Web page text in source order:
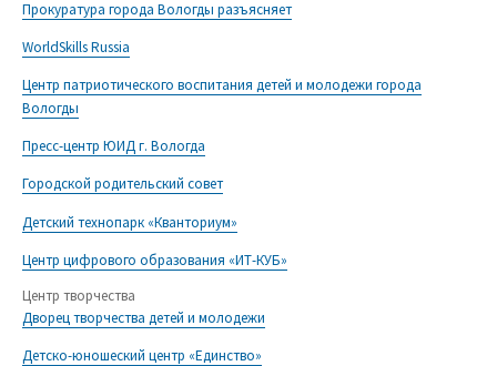
Прокуратура города Вологды разъясняет
WorldSkills Russia
Центр патриотического воспитания детей и молодежи города
Вологды
Пресс-центр ЮИД г. Вологда
Городской родительский совет
Детский технопарк «Кванториум»
Центр цифрового образования «ИТ-КУБ»
Центр творчества
Дворец творчества детей и молодежи
Детско-юношеский центр «Единство»